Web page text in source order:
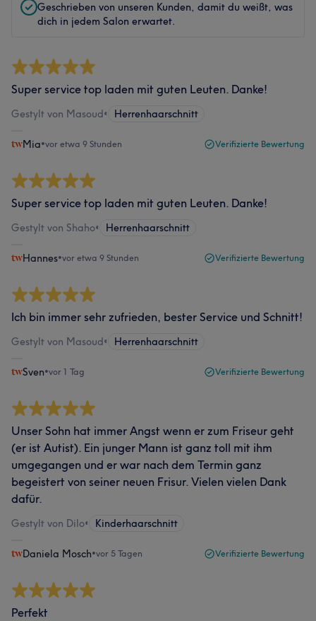
Geschrieben von unseren Kunden, damit du weißt, was
dich in jedem Salon erwartet.
Super service top laden mit guten Leuten. Danke!
Gestylt von Masoud• Herrenhaarschnitt
Mia•vor etwa 9 Stunden Verifizierte Bewertung
Super service top laden mit guten Leuten. Danke!
Gestylt von Shaho• Herrenhaarschnitt
Hannes•vor etwa 9 Stunden Verifizierte Bewertung
Ich bin immer sehr zufrieden, bester Service und Schnitt!
Gestylt von Masoud• Herrenhaarschnitt
Sven•vor 1 Tag Verifizierte Bewertung
Unser Sohn hat immer Angst wenn er zum Friseur geht
(er ist Autist). Ein junger Mann ist ganz toll mit ihm
umgegangen und er war nach dem Termin ganz
begeistert von seiner neuen Frisur. Vielen vielen Dank
dafür.
Gestylt von Dilo• Kinderhaarschnitt
Daniela Mosch•vor 5 Tagen Verifizierte Bewertung
Perfekt